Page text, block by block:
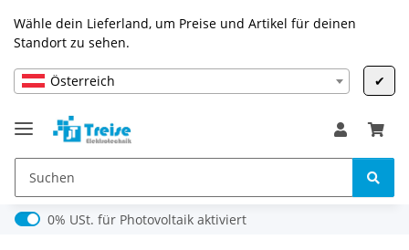
Wähle dein Lieferland, um Preise und Artikel für deinen
Standort zu sehen.
Österreich ✔
0% USt. für Photovoltaik (§ 12 Abs. 3 UStG)
0% USt. für Photovoltaik aktiviert